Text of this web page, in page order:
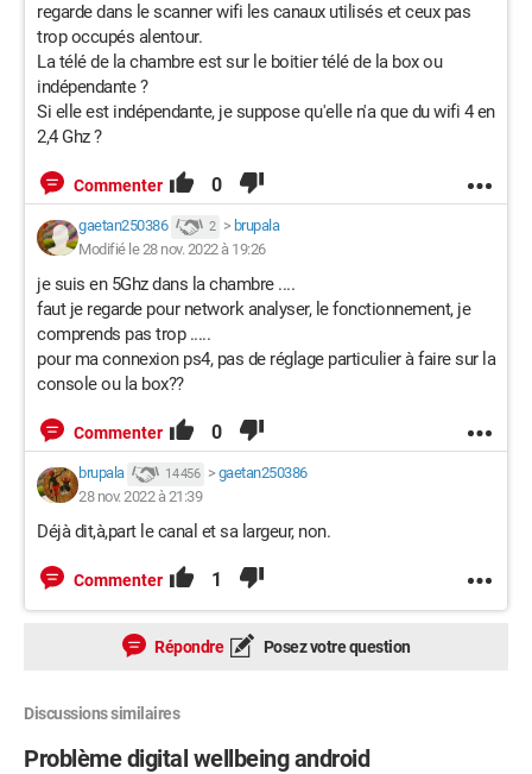
regarde dans le scanner wifi les canaux utilisés et ceux pas
trop occupés alentour.
La télé de la chambre est sur le boitier télé de la box ou
indépendante ?
Si elle est indépendante, je suppose qu'elle n'a que du wifi 4 en
2,4 Ghz ?
Commenter 0
gaetan250386 2 > brupala
Modifié le 28 nov. 2022 à 19:26
je suis en 5Ghz dans la chambre ....
faut je regarde pour network analyser, le fonctionnement, je
comprends pas trop .....
pour ma connexion ps4, pas de réglage particulier à faire sur la
console ou la box??
Commenter 0
brupala 14 456 > gaetan250386
28 nov. 2022 à 21:39
Déjà dit,à,part le canal et sa largeur, non.
Commenter 1
Répondre Posez votre question
Discussions similaires
Problème digital wellbeing android